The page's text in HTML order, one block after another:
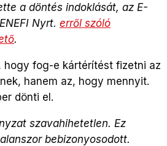
a döntés indoklását, az E-
Nyrt. erről szóló
.
hogy fog-e kártérítést fizetni az
hanem az, hogy mennyit.
dönti el.
szavahihetetlen. Ez
bebizonyosodott.